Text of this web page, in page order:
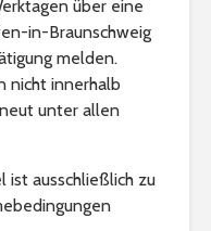
über eine
in-Braunschweig
melden.
nicht innerhalb
unter allen
ist ausschließlich zu
2022